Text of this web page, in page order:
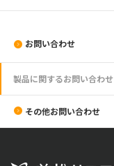
お問い合わせ
製品に関するお問い合わせ
その他お問い合わせ